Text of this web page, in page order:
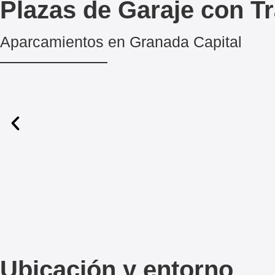
Plazas de Garaje con
Aparcamientos en Granada Capital